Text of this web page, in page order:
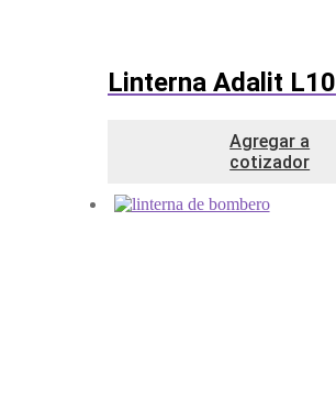
Linterna Adalit L10
Agregar a
cotizador